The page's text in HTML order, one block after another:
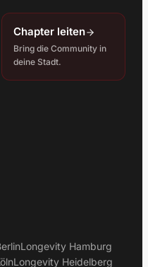
Chapter leiten
Bring die Community in
deine Stadt.
Longevity Hamburg
Longevity Heidelberg